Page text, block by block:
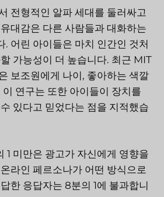
전형적인 알파 세대를 둘러싸고
대감은 다른 사람들과 대화하는
. 어린 아이들은 마치 인간인 것처
가능성이 더 높습니다. 최근 MIT
보조원에게 나이, 좋아하는 색깔
연구는 또한 아이들이 장치를
있다고 믿었다는 점을 지적했습
1 미만은 광고가 자신에게 영향을
라인 페르소나가 어떤 방식으로
한 응답자는 8분의 1에 불과합니